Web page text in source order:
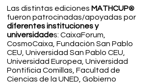
Las distintas ediciones MATHCUP®
fueron patrocinadas/apoyadas por
diferentes instituciones y
universidades: CaixaForum,
CosmoCaixa, Fundación San Pablo
CEU, Universidad San Pablo CEU,
Universidad Europea, Universidad
Pontificia Comillas, Facultad de
Ciencias de la UNED, Gobierno